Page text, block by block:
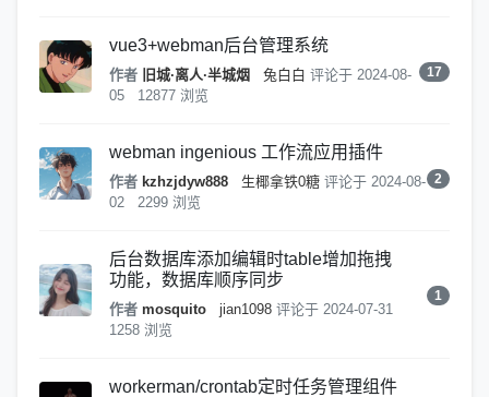
vue3+webman后台管理系统
作者 旧城·离人·半城烟 兔白白 评论于 2024-08-
05
12877 浏览
17
webman ingenious 工作流应用插件
作者 kzhzjdyw888 生椰拿铁0糖 评论于 2024-08-
02
2299 浏览
2
后台数据库添加编辑时table增加拖拽
功能，数据库顺序同步
作者 mosquito jian1098 评论于 2024-07-31
1258 浏览
1
workerman/crontab定时任务管理组件